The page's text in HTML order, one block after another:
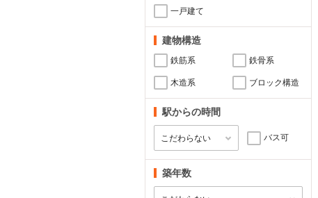
一戸建て
建物構造
鉄筋系 鉄骨系
木造系 ブロック構造
駅からの時間
バス可
築年数